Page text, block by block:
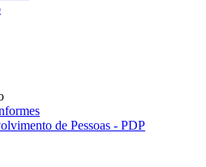
de Pessoas - PDP